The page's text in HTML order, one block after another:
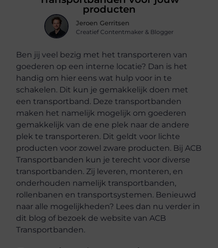
producten
Jeroen Gerritsen
Creatief Contentmaker & Blogger
Ben jij veel bezig met het transporteren van
goederen op een interne locatie? Dan is het
handig om hier eens wat hulp voor in te
schakelen. Dit kun je gemakkelijk doen met
een transportband. Deze transportbanden
maken het namelijk mogelijk om goederen
gemakkelijk van de ene plek naar de andere
plek te transporteren. Dit geldt voor lichte
producten voor zowel zware producten. Bij ACB
Transportbanden kun je terecht voor diverse
transportbanden. Zij leveren, monteren, en
onderhouden namelijk transportbanden,
rollenbanen en transportsystemen. Benieuwd
naar alle mogelijkheden? Lees dan nu verder in
dit blog of bezoek de website van ACB
Transportbanden.